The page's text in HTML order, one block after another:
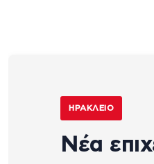
ΗΡΆΚΛΕΙΟ
Νέα